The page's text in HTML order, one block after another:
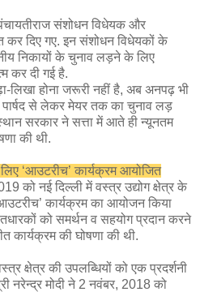
संशोधन विधेयक और
कर दिए गए. इन संशोधन विधेयकों के
निकायों के चुनाव लड़ने के लिए
कर दी गई है.
लिखा होना जरूरी नहीं है, अब अनपढ़ भी
से लेकर मेयर तक का चुनाव लड़
सरकार ने सत्ता में आते ही न्यूनतम
की थी.
लिए ‘आउटरीच’ कार्यक्रम आयोजित
को नई दिल्‍ली में वस्‍त्र उद्योग क्षेत्र के
कार्यक्रम का आयोजन किया
को समर्थन व सहयोग प्रदान करने
कार्यक्रम की घोषणा की थी.
क्षेत्र की उपलब्धियों को एक प्रदर्शनी
नरेन्‍द्र मोदी ने 2 नवंबर, 2018 को